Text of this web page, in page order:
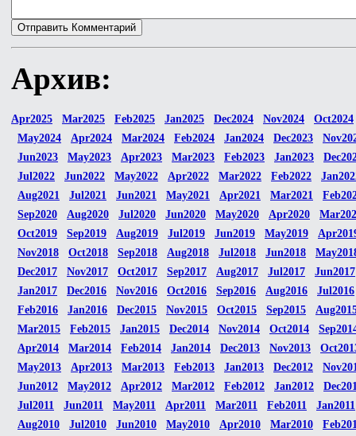
Архив:
Apr2025 Mar2025 Feb2025 Jan2025 Dec2024 Nov2024
Oct2024
May2024
Apr2024 Mar2024 Feb2024 Jan2024 Dec2023
Jun2023
May2023 Apr2023 Mar2023 Feb2023 Jan2023
Jul2022
Jun2022 May2022 Apr2022 Mar2022 Feb2022
Aug2021
Jul2021 Jun2021 May2021 Apr2021 Mar2021
Sep2020
Aug2020 Jul2020 Jun2020 May2020 Apr2020
Oct2019
Sep2019 Aug2019 Jul2019 Jun2019 May2019
Nov2018
Oct2018 Sep2018 Aug2018 Jul2018 Jun2018
Dec2017
Nov2017 Oct2017 Sep2017 Aug2017 Jul2017
Jun2017
Jan2017
Dec2016 Nov2016 Oct2016 Sep2016 Aug2016
Jul2016
Feb2016
Jan2016 Dec2015 Nov2015 Oct2015 Sep2015
Mar2015
Feb2015 Jan2015 Dec2014 Nov2014 Oct2014
Apr2014
Mar2014 Feb2014 Jan2014 Dec2013 Nov2013
May2013
Apr2013 Mar2013 Feb2013 Jan2013 Dec2012
Jun2012
May2012 Apr2012 Mar2012 Feb2012 Jan2012
Jul2011
Jun2011 May2011 Apr2011 Mar2011 Feb2011
Jan2011
Aug2010
Jul2010 Jun2010 May2010 Apr2010 Mar2010